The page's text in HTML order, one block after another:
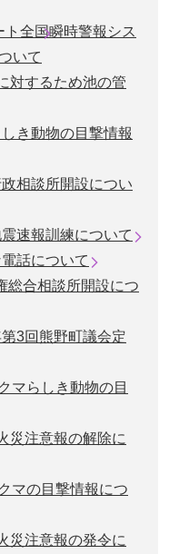
ト全国瞬時警報シス
いて
対するため池の管
き動物の目撃情報
相談所開設につい
速報訓練について
話について
総合相談所開設につ
3回熊野町議会定
マらしき動物の目
災注意報の解除に
マの目撃情報につ
災注意報の発令に